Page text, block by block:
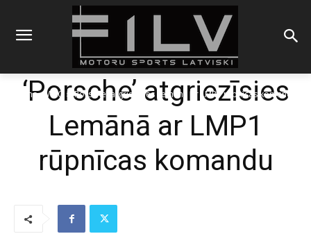
Sākums WEC 'Porsche' atgriezīsies Lemānā ar LMP1 rūpnīcas komandu
‘Porsche’ atgriezīsies
Lemānā ar LMP1
rūpnīcas komandu